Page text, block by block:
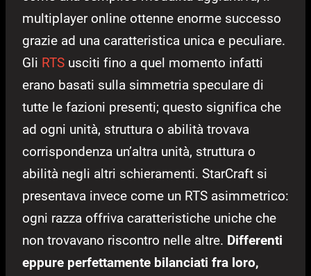
multiplayer online ottenne enorme successo
grazie ad una caratteristica unica e peculiare.
Gli RTS usciti fino a quel momento infatti
erano basati sulla simmetria speculare di
tutte le fazioni presenti; questo significa che
ad ogni unità, struttura o abilità trovava
corrispondenza un’altra unità, struttura o
abilità negli altri schieramenti. StarCraft si
presentava invece come un RTS asimmetrico:
ogni razza offriva caratteristiche uniche che
non trovavano riscontro nelle altre. Differenti
eppure perfettamente bilanciati fra loro,